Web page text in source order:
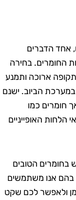
הדברים
בחירה
ארוכה ותמנע
הביוב. ישנם
כמו
האופייניים
הטובים
אנו משתמשים
לכם שקט